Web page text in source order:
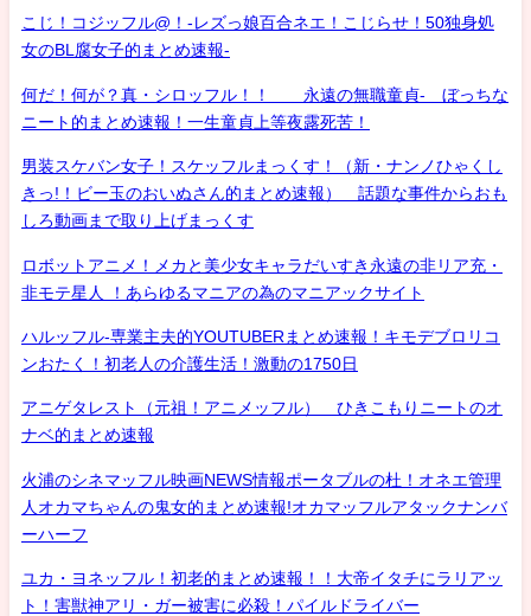
こじ！コジッフル@！-レズっ娘百合ネエ！こじらせ！50独身処
女のBL腐女子的まとめ速報-
何だ！何が？真・シロッフル！！ 永遠の無職童貞- ぼっちな
ニート的まとめ速報！一生童貞上等夜露死苦！
男装スケバン女子！スケッフルまっくす！（新・ナンノひゃくし
きっ!！ビー玉のおいぬさん的まとめ速報） 話題な事件からおも
しろ動画まで取り上げまっくす
ロボットアニメ！メカと美少女キャラだいすき永遠の非リア充・
非モテ星人 ！あらゆるマニアの為のマニアックサイト
ハルッフル-専業主夫的YOUTUBERまとめ速報！キモデブロリコ
ンおたく！初老人の介護生活！激動の1750日
アニゲタレスト（元祖！アニメッフル） ひきこもりニートのオ
ナベ的まとめ速報
火浦のシネマッフル映画NEWS情報ポータブルの杜！オネエ管理
人オカマちゃんの鬼女的まとめ速報!オカマッフルアタックナンバ
ーハーフ
ユカ・ヨネッフル！初老的まとめ速報！！大帝イタチにラリアッ
ト！害獣神アリ・ガー被害に必殺！パイルドライバー